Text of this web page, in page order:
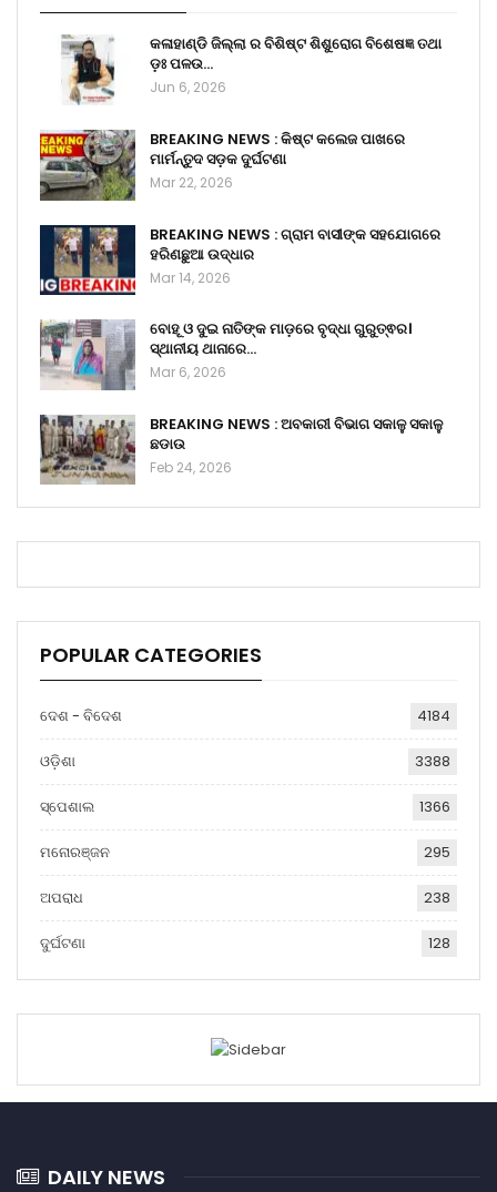
କଳାହାଣ୍ଡି ଜିଲ୍ଲା ର ବିଶିଷ୍ଟ ଶିଶୁରୋଗ ବିଶେଷଜ୍ଞ ତଥା
ଡ଼ଃ ପଳଉ…
Jun 6, 2026
BREAKING NEWS : କିଷ୍ଟ କଲେଜ ପାଖରେ
ମାର୍ମନ୍ତୁଦ ସଡ଼କ ଦୁର୍ଘଟଣା
Mar 22, 2026
BREAKING NEWS : ଗ୍ରାମ ବାସୀଙ୍କ ସହଯୋଗରେ
ହରିଣଛୁଆ ଉଦ୍ଧାର
Mar 14, 2026
ବୋହୂ ଓ ଦୁଇ ନାତିଙ୍କ ମାଡ଼ରେ ବୃଦ୍ଧା ଗୁରୁତ୍ଵର।
ସ୍ଥାନୀୟ ଥାନାରେ…
Mar 6, 2026
BREAKING NEWS : ଅବକାରୀ ବିଭାଗ ସକାଳୁ ସକାଳୁ
ଛଡାଉ
Feb 24, 2026
POPULAR CATEGORIES
ଦେଶ - ବିଦେଶ 4184
ଓଡ଼ିଶା 3388
ସ୍ପେଶାଲ 1366
ମନୋରଞ୍ଜନ 295
ଅପରାଧ 238
ଦୁର୍ଘଟଣା 128
DAILY NEWS